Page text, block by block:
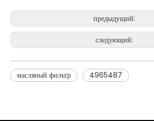
предыдущий:
следующий:
масляный фильтр 4965487